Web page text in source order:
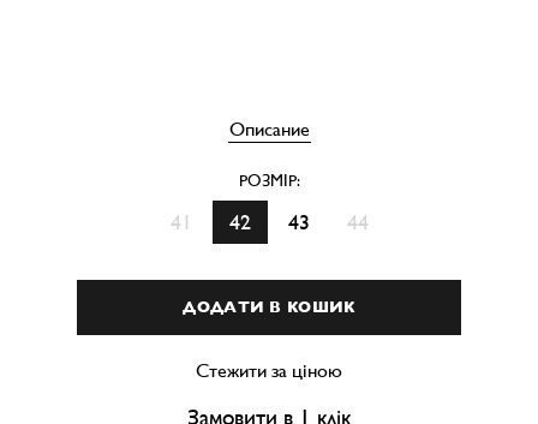
Описание
РОЗМІР:
41 42 43 44
ДОДАТИ В КОШИК
Стежити за ціною
Замовити в 1 клік